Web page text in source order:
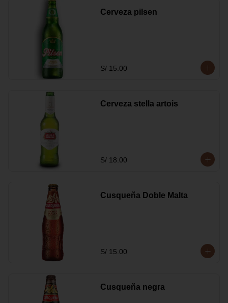
Cerveza pilsen
S/ 15.00
Cerveza stella artois
S/ 18.00
Cusqueña Doble Malta
S/ 15.00
Cusqueña negra